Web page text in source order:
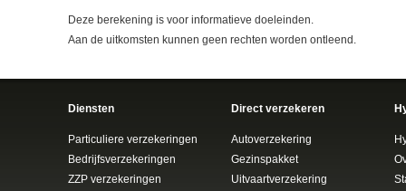
Deze berekening is voor informatieve doeleinden.
Aan de uitkomsten kunnen geen rechten worden ontleend.
Diensten
Particuliere verzekeringen
Bedrijfsverzekeringen
ZZP verzekeringen
Direct verzekeren
Autoverzekering
Gezinspakket
Uitvaartverzekering